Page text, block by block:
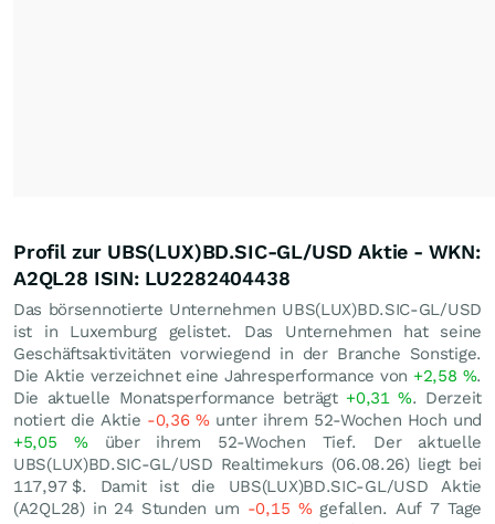
Profil zur UBS(LUX)BD.SIC-GL/USD Aktie - WKN:
A2QL28 ISIN: LU2282404438
Das börsennotierte Unternehmen UBS(LUX)BD.SIC-GL/USD
ist in Luxemburg gelistet. Das Unternehmen hat seine
Geschäftsaktivitäten vorwiegend in der Branche Sonstige.
Die Aktie verzeichnet eine Jahresperformance von +2,58 %.
Die aktuelle Monatsperformance beträgt +0,31%. Derzeit
notiert die Aktie -0,36 %unter ihrem 52-Wochen Hoch und
+5,05 %über ihrem 52-Wochen Tief. Der aktuelle
UBS(LUX)BD.SIC-GL/USD Realtimekurs (06.08.26) liegt bei
117,97 $. Damit ist die UBS(LUX)BD.SIC-GL/USD Aktie
(A2QL28) in 24 Stunden um -0,15 %gefallen. Auf 7 Tage